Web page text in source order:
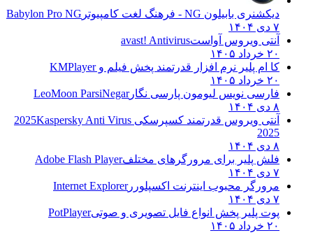
دیکشنری بابیلون NG - فرهنگ لغت کامپیوتر
Babylon Pro NG
۷ دی ۱۴۰۴
آنتی ویروس آواستavast! Antivirus
۲۰ خرداد ۱۴۰۵
کا ام پلیر نرم افزار قدرتمند پخش فیلم وKMPlayer
۲۰ خرداد ۱۴۰۵
فارسی نویس لیومون پارسی نگارLeoMoon ParsiNegar
۸ دی ۱۴۰۴
آنتی ویروس قدرتمند کسپرسکی 2025 Kaspersky Anti Virus
2025
۸ دی ۱۴۰۴
فلش پلیر برای مرورگرهای مختلفAdobe Flash Player
۷ دی ۱۴۰۴
مرورگر محبوب اینترنت اکسپلوررInternet Explorer
۷ دی ۱۴۰۴
پوت پلیر پخش انواع فایل تصویری و صوتیPotPlayer
۲۰ خرداد ۱۴۰۵